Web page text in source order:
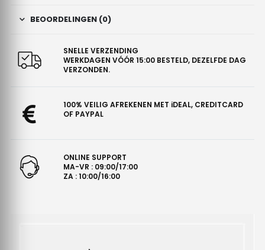
BEOORDELINGEN (0)
SNELLE VERZENDING
WERKDAGEN VÓÓR 15:00 BESTELD, DEZELFDE DAG
VERZONDEN.
100% VEILIG AFREKENEN MET iDEAL, CREDITCARD
OF PAYPAL
ONLINE SUPPORT
MA-VR : 09:00/17:00
ZA : 10:00/16:00